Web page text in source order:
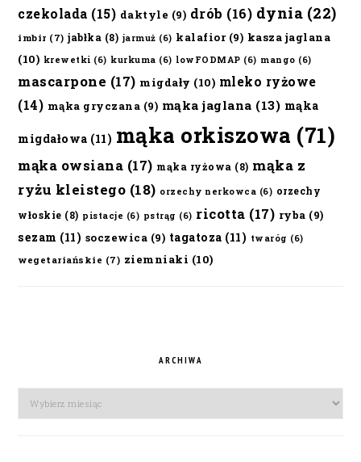
czekolada (15) daktyle (9) drób (16) dynia (22)
imbir (7) jabłka (8) jarmuż (6) kalafior(9) kasza jaglana
(10) krewetki (6) kurkuma (6) lowFODMAP (6) mango (6)
mascarpone (17) migdały (10) mleko ryżowe
(14) mąka gryczana (9) mąka jaglana (13) mąka
migdałowa (11) mąka orkiszowa (71)
mąka owsiana (17) mąka ryżowa (8) mąka z
ryżu kleistego (18) orzechy nerkowca (6) orzechy
włoskie (8) pistacje (6) pstrąg (6) ricotta (17) ryba (9)
sezam (11) soczewica (9) tagatoza (11) twaróg (6)
wegetariańskie (7) ziemniaki (10)
ARCHIWA
Archiwa